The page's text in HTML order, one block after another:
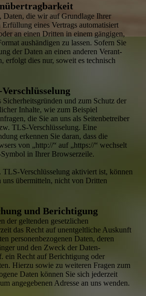
Daten, die wir auf Grundlage Ihrer
eines Vertrags automatisiert
an einen Dritten in einem gängigen,
aushändigen zu lassen. Sofern Sie
der Daten an einen anderen Verant­
erfolgt dies nur, soweit es technisch
Sicherheitsgründen und zum Schutz der
Inhalte, wie zum Beispiel
die Sie an uns als Seiten­betreiber
TLS-Verschlüsselung. Eine
erkennen Sie daran, dass die
von „http://“ auf „https://“ wechselt
in Ihrer Browserzeile.
Verschlüsselung aktiviert ist, können
uns übermitteln, nicht von Dritten
und Berichtigung
der geltenden gesetz­lichen
das Recht auf unentgeltliche Auskunft
personenbezogenen Daten, deren
und den Zweck der Daten­
ein Recht auf Berichtigung oder
Hierzu sowie zu weiteren Fragen zum
Daten können Sie sich jederzeit
angegebenen Adresse an uns wenden.